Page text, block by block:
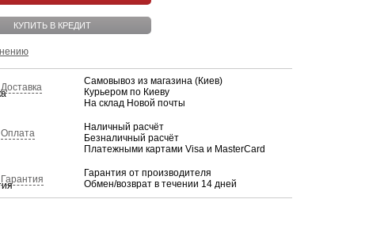
КУПИТЬ В КРЕДИТ
Доставка
Самовывоз из магазина (Киев)
Курьером по Киеву
На склад Новой почты
Оплата
Наличный расчёт
Безналичный расчёт
Платежными картами Visa и MasterCard
Гарантия
Гарантия от производителя
Обмен/возврат в течении 14 дней